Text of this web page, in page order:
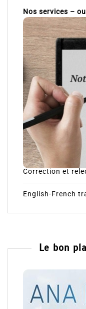
Nos services –
Correction et
English-French
Le bon